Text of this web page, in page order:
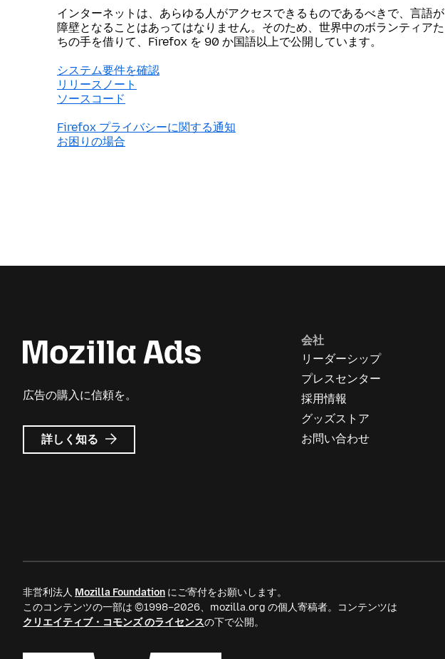
インターネットは、あらゆる人がアクセスできるものであるべきで、言語が
障壁となることはあってはなりません。そのため、世界中のボランティアた
ちの手を借りて、Firefox を 90 か国語以上で公開しています。
システム要件を確認
リリースノート
ソースコード
Firefox プライバシーに関する通知
お困りの場合
広告の購入に信頼を。
Mozilla
広
詳しく知る
会社
リーダーシップ
プレスセンター
採用情報
グッズストア
お問い合わせ
非営利法人 Mozilla Foundation にご寄付をお願いします。
このコンテンツの一部は ©1998–2026、mozilla.org の個人寄稿者。コンテンツは
クリエイティブ・コモンズ のライセンスの下で公開。